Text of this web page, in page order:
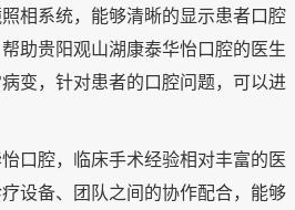
相系统，能够清晰的显示患者口腔
助贵阳观山湖康泰华怡口腔的医生
变，针对患者的口腔问题，可以进
口腔，临床手术经验相对丰富的医
设备、团队之间的协作配合，能够